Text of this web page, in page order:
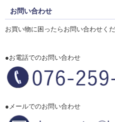
お問い合わせ
お買い物に困ったらお問い合わせく
●お電話でのお問い合わせ
●メールでのお問い合わせ